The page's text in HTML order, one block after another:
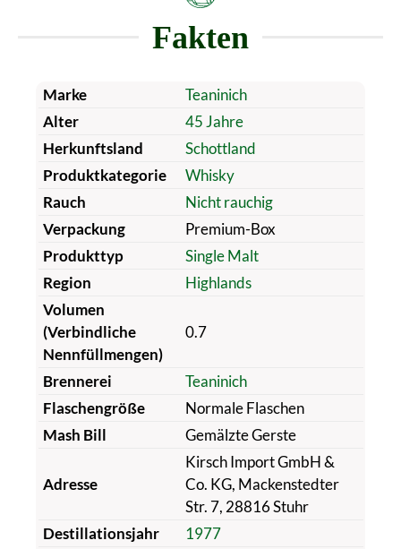
Fakten
Marke
Teaninich
Alter
45 Jahre
Herkunftsland
Schottland
Produktkategorie
Whisky
Rauch
Nicht rauchig
Verpackung
Premium-Box
Produkttyp
Single Malt
Region
Highlands
Volumen
(Verbindliche
Nennfüllmengen)
0.7
Brennerei
Teaninich
Flaschengröße
Normale Flaschen
Mash Bill
Gemälzte Gerste
Adresse
Kirsch Import GmbH &
Co. KG, Mackenstedter
Str. 7, 28816 Stuhr
Destillationsjahr
1977